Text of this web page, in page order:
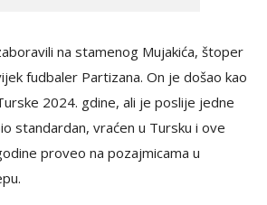
na stamenog Mujakića, štoper
fudbaler Partizana. On je došao kao
2024. gdine, ali je poslije jedne
standardan, vraćen u Tursku i ove
proveo na pozajmicama u